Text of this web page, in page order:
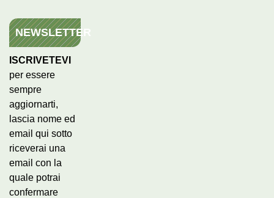
NEWSLETTER
ISCRIVETEVI
per essere
sempre
aggiornarti,
lascia nome ed
email qui sotto
riceverai una
email con la
quale potrai
confermare